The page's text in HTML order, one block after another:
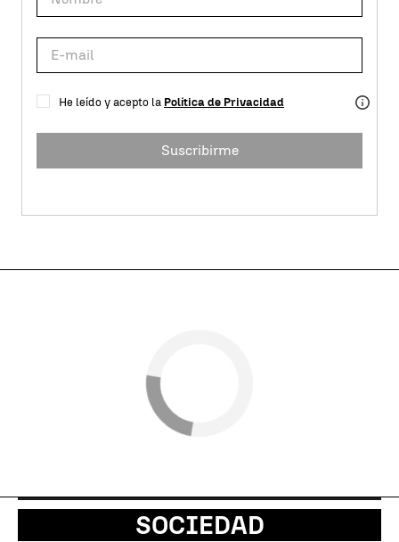
He leído y acepto la Política de Privacidad
Suscribirme
SOCIEDAD